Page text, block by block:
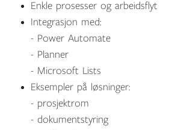
Enkle prosesser og arbeidsflyt
Integrasjon med:
- Power Automate
- Planner
- Microsoft Lists
Eksempler på løsninger:
- prosjektrom
- dokumentstyring